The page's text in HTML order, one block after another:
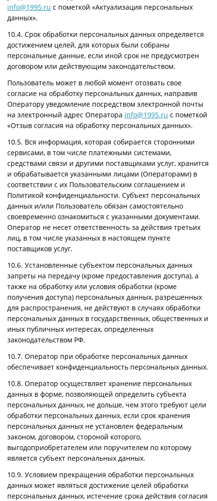
info@1995.ru с пометкой «Актуализация персональных
данных».
10.4. Срок обработки персональных данных определяется
достижением целей, для которых были собраны
персональные данные, если иной срок не предусмотрен
договором или действующим законодательством.
Пользователь может в любой момент отозвать свое
согласие на обработку персональных данных, направив
Оператору уведомление посредством электронной почты
на электронный адрес Оператора info@1995.ru с пометкой
«Отзыв согласия на обработку персональных данных».
10.5. Вся информация, которая собирается сторонними
сервисами, в том числе платежными системами,
средствами связи и другими поставщиками услуг, хранится
и обрабатывается указанными лицами (Операторами) в
соответствии с их Пользовательским соглашением и
Политикой конфиденциальности. Субъект персональных
данных и/или Пользователь обязан самостоятельно
своевременно ознакомиться с указанными документами.
Оператор не несет ответственность за действия третьих
лиц, в том числе указанных в настоящем пункте
поставщиков услуг.
10.6. Установленные субъектом персональных данных
запреты на передачу (кроме предоставления доступа), а
также на обработку или условия обработки (кроме
получения доступа) персональных данных, разрешенных
для распространения, не действуют в случаях обработки
персональных данных в государственных, общественных и
иных публичных интересах, определенных
законодательством РФ.
10.7. Оператор при обработке персональных данных
обеспечивает конфиденциальность персональных данных.
10.8. Оператор осуществляет хранение персональных
данных в форме, позволяющей определить субъекта
персональных данных, не дольше, чем этого требуют цели
обработки персональных данных, если срок хранения
персональных данных не установлен федеральным
законом, договором, стороной которого,
выгодоприобретателем или поручителем по которому
является субъект персональных данных.
10.9. Условием прекращения обработки персональных
данных может являться достижение целей обработки
персональных данных, истечение срока действия согласия